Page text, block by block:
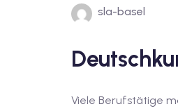
sla-basel
Viele Berufstätige